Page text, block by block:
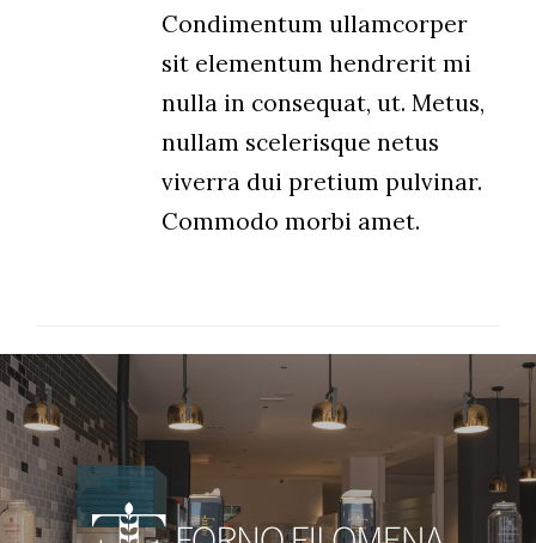
Condimentum ullamcorper
sit elementum hendrerit mi
nulla in consequat, ut. Metus,
nullam scelerisque netus
viverra dui pretium pulvinar.
Commodo morbi amet.